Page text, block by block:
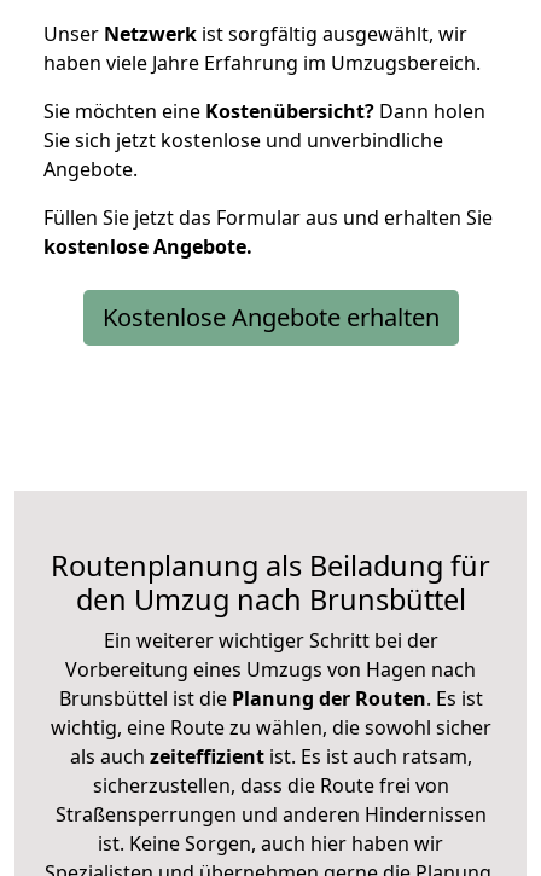
Unser Netzwerk ist sorgfältig ausgewählt, wir
haben viele Jahre Erfahrung im Umzugsbereich.
Sie möchten eine Kostenübersicht? Dann holen
Sie sich jetzt kostenlose und unverbindliche
Angebote.
Füllen Sie jetzt das Formular aus und erhalten Sie
kostenloseAngebote.
Kostenlose Angebote erhalten
Routenplanung als Beiladung für
den Umzug nach Brunsbüttel
Ein weiterer wichtiger Schritt bei der
Vorbereitung eines Umzugs von Hagen nach
Brunsbüttel ist diePlanung der Routen. Es ist
wichtig, eine Route zu wählen, die sowohl sicher
als auch zeiteffizientist. Es ist auch ratsam,
sicherzustellen, dass die Route frei von
Straßensperrungen und anderen Hindernissen
ist. Keine Sorgen, auch hier haben wir